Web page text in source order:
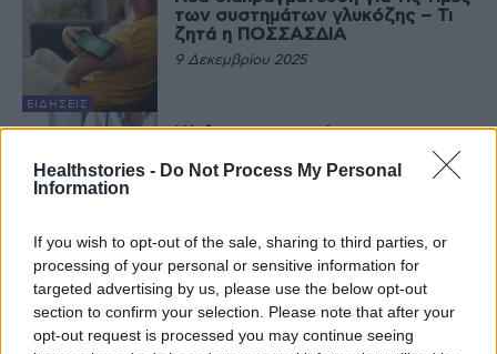
Healthstories - Do Not Process My Personal
Information
If you wish to opt-out of the sale, sharing to third parties, or
processing of your personal or sensitive information for
targeted advertising by us, please use the below opt-out
section to confirm your selection. Please note that after your
opt-out request is processed you may continue seeing
ΕΙΔΉΣΕΙΣ
των συστημάτων γλυκόζης – Τι
ζητά η ΠΟΣΣΑΣΔΙΑ
9 Δεκεμβρίου 2025
ΕΙΔΉΣΕΙΣ
Κύκλωμα εικονικών
Φαρμακοποιός και γιατροί
5 Δεκεμβρίου 2025
Παρέμβαση ΙΣΑ για άμεση
αποζημίωση των κατ’ οίκον
επισκέψεων
21 Νοεμβρίου 2025